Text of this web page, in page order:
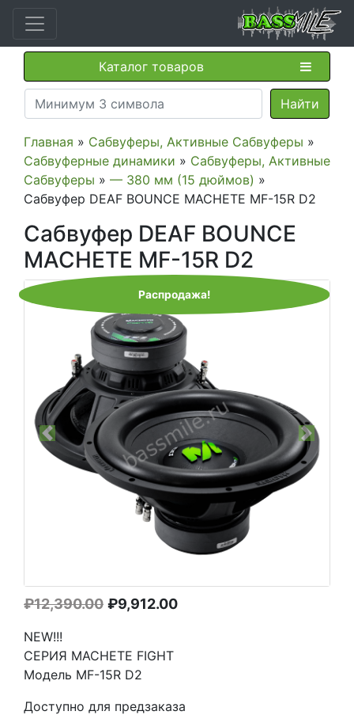
Каталог товаров
Главная » Сабвуферы, Активные Сабвуферы »
Сабвуферные динамики » Сабвуферы, Активные
Сабвуферы » — 380 мм (15 дюймов) »
Сабвуфер DEAF BOUNCE MACHETE MF-15R D2
Сабвуфер DEAF BOUNCE
MACHETE MF-15R D2
Распродажа!
Previous Next
₽12,390.00 Первоначальная
₽12,390.00.
₽9,912.00Текущая
NEW!!!
СЕРИЯ MACHETE FIGHT
Модель MF-15R D2
Доступно для предзаказа